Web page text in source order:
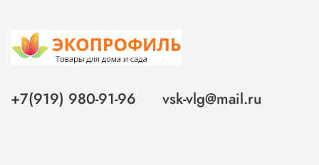
+7(919) 980-91-96 vsk-vlg@mail.ru